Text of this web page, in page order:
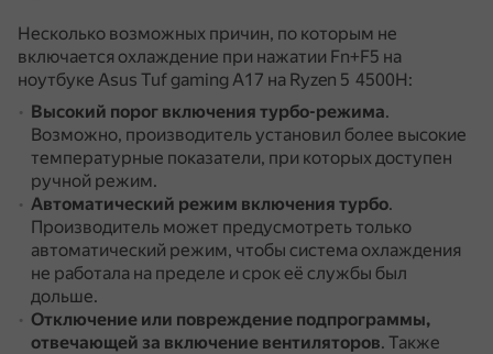
Несколько возможных причин, по которым не
включается охлаждение при нажатии Fn+F5 на
ноутбуке Asus Tuf gaming A17 на Ryzen 5 4500H:
Высокий порог включения турбо-режима.
Возможно, производитель установил более высокие
температурные показатели, при которых доступен
ручной режим.
Автоматический режим включения турбо.
Производитель может предусмотреть только
автоматический режим, чтобы система охлаждения
не работала на пределе и срок её службы был
дольше.
Отключение или повреждение подпрограммы,
отвечающей за включение вентиляторов. Также